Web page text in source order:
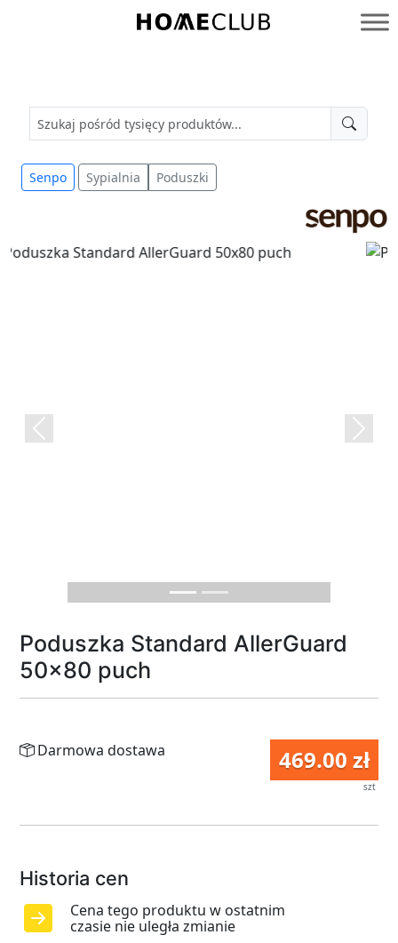
Homeclub
Senpo Sypialnia Poduszki
Previous Next
Poduszka Standard AllerGuard
50x80 puch
469.00 zł
szt
Darmowa dostawa
Historia cen
Cena tego produktu w ostatnim
czasie nie uległa zmianie